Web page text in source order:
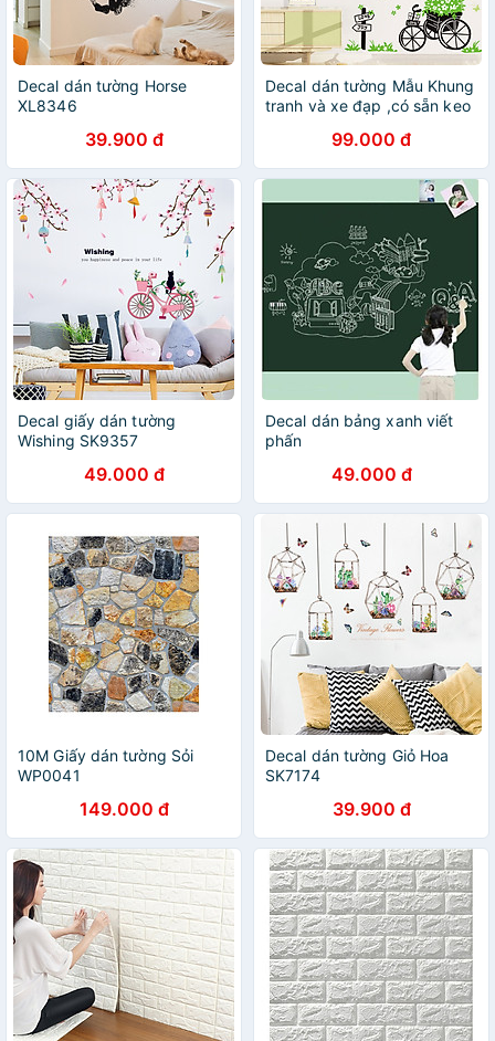
Decal dán tường Horse
XL8346
39.900 đ
Decal dán tường Mẫu Khung
tranh và xe đạp ,có sẵn keo
99.000 đ
Decal giấy dán tường
Wishing SK9357
49.000 đ
Decal dán bảng xanh viết
phấn
49.000 đ
10M Giấy dán tường Sỏi
WP0041
149.000 đ
Decal dán tường Giỏ Hoa
SK7174
39.900 đ